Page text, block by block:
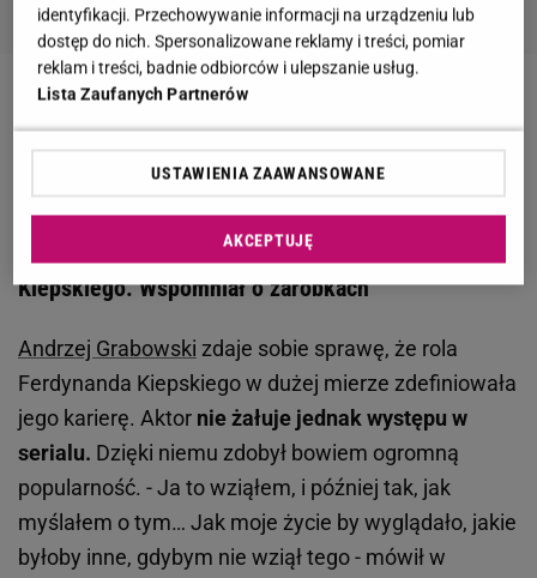
Zobacz wideo"Świat według Kiepskich" się
wcale nie miał być Ferdkiem?
Andrzej Grabowski o roli Ferdynanda
Kiepskiego. Wspomniał o zarobkach
Andrzej Grabowski zdaje sobie sprawę, że rola
Ferdynanda Kiepskiego w dużej mierze zdefiniowała
jego karierę. Aktor nie żałuje jednak występu w
serialu. Dzięki niemu zdobył bowiem ogromną
popularność. - Ja to wziąłem, i później tak, jak
myślałem o tym… Jak moje życie by wyglądało, jakie
byłoby inne, gdybym nie wziął tego - mówił w
identyfikacji. Przechowywanie informacji na urządzeniu lub
dostęp do nich. Spersonalizowane reklamy i treści, pomiar
reklam i treści, badnie odbiorców i ulepszanie usług.
Lista Zaufanych Partnerów
USTAWIENIA ZAAWANSOWANE
AKCEPTUJĘ